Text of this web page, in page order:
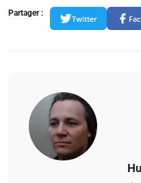
Partager :
Twitter